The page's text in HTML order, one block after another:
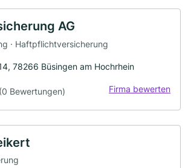
AG
· Haftpflichtversicherung
78266 Büsingen am Hochrhein
(0 Bewertungen) Firma bewerten